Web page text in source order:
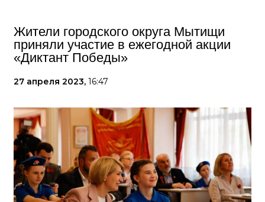
Жители городского округа Мытищи
приняли участие в ежегодной акции
«Диктант Победы»
27 апреля 2023, 16:47